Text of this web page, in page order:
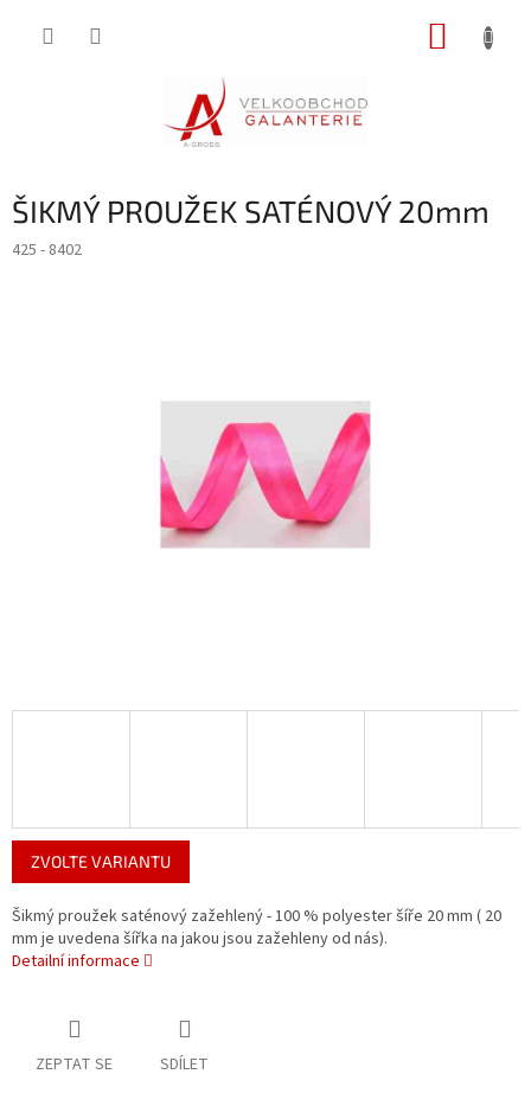
ŠIKMÝ PROUŽEK SATÉNOVÝ 20mm
425 - 8402
ZVOLTE VARIANTU
Šikmý proužek saténový zažehlený - 100 % polyester šíře 20 mm ( 20
mm je uvedena šířka na jakou jsou zažehleny od nás).
Detailní informace
ZEPTAT SE SDÍLET